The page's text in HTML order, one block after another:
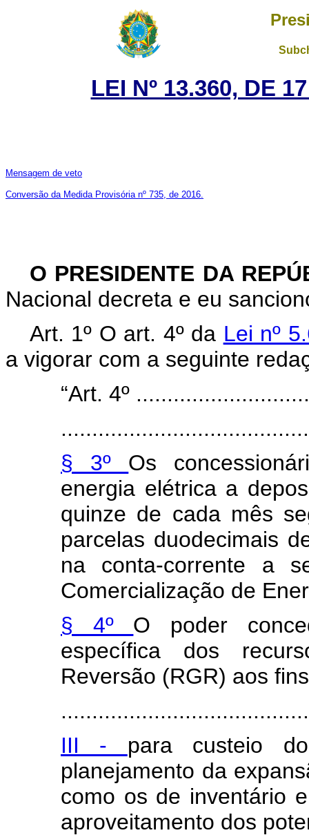
LEI Nº 13.360, DE
Mensagem de veto
Conversão da Medida Provisória nº 735, de 2016.
O PRESIDENTE DA
Nacional decreta e eu
Art. 1º O art. 4º da Lei nº
a vigorar com a seguinte
“Art. 4º
§ 3º Os
energia elétrica a
quinze de cada mês
parcelas duodecimais
na conta-corrente a
Comercialização de
§ 4º O poder
específica dos
Reversão (RGR) aos
III - para custeio
planejamento da
como os de inventário
aproveitamento dos